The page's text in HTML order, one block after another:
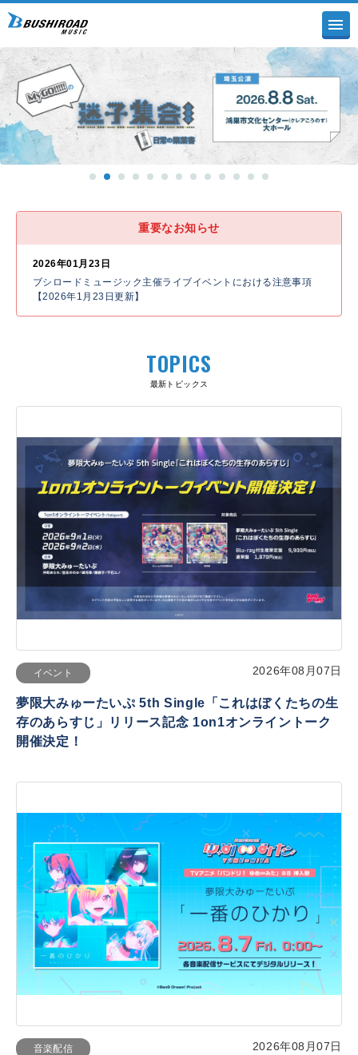
重要なお知らせ
2026年01月23日
ブシロードミュージック主催ライブイベントにおける注意事項
【2026年1月23日更新】
TOPICS
最新トピックス
イベント 2026年08月07日
夢限大みゅーたいぷ 5th Single「これはぼくたちの生
存のあらすじ」リリース記念 1on1オンライントーク
開催決定！
音楽配信 2026年08月07日